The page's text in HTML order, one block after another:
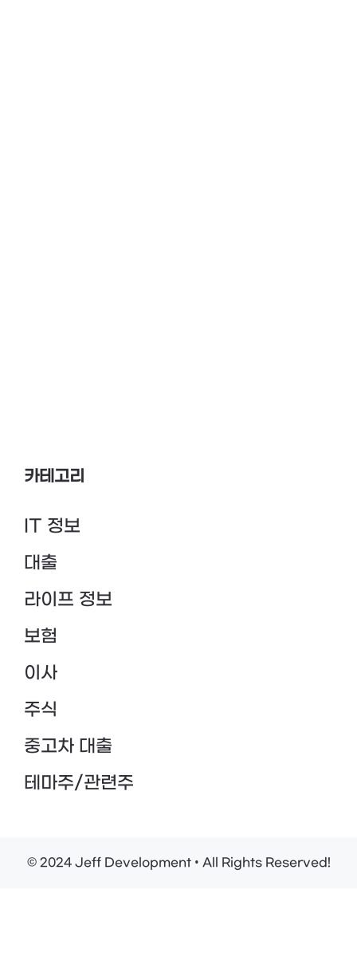
카테고리
IT 정보
대출
라이프 정보
보험
이사
주식
중고차 대출
테마주/관련주
© 2024 Jeff Development • All Rights Reserved!